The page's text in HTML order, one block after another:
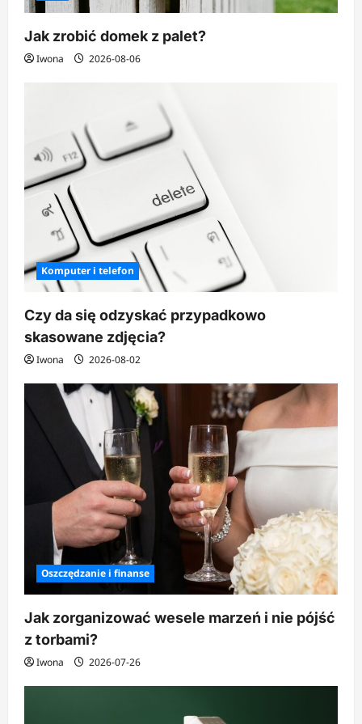
Jak zrobić domek z palet?
Iwona 2026-08-06
Komputer i telefon
Czy da się odzyskać przypadkowo
skasowane zdjęcia?
Iwona 2026-08-02
Oszczędzanie i finanse
Jak zorganizować wesele marzeń i nie pójść
z torbami?
Iwona 2026-07-26